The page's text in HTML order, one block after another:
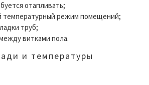
отапливать;
температурный режим помещений;
труб;
витками пола.
и температуры